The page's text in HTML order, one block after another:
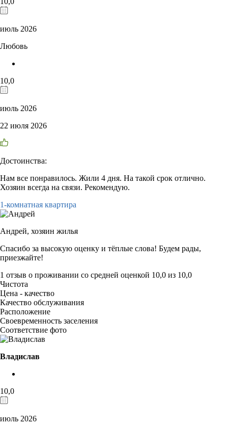
июль 2026
Любовь
10,0
июль 2026
22 июля 2026
Достоинства:
Нам все понравилось. Жили 4 дня. На такой срок отлично.
Хозяин всегда на связи. Рекомендую.
1-комнатная квартира
Андрей, хозяин жилья
Спасибо за высокую оценку и тёплые слова! Будем рады,
приезжайте!
1 отзыв о проживании со средней оценкой 10,0 из 10,0
Чистота
Цена - качество
Качество обслуживания
Расположение
Своевременность заселения
Соответствие фото
Владислав
10,0
июль 2026